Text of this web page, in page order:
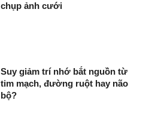
chụp ảnh cưới
Suy giảm trí nhớ bắt nguồn từ
tim mạch, đường ruột hay não
bộ?